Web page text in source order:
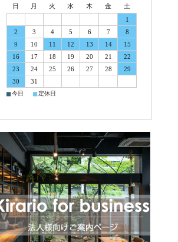
日 月 火 水 木 金
土
1
2
3 4 5 6 7
8
9
10 11 12 13 14
15
16
17 18 19 20 21
22
23
24 25 26 27 28
29
30
31
■今日 ■定休日